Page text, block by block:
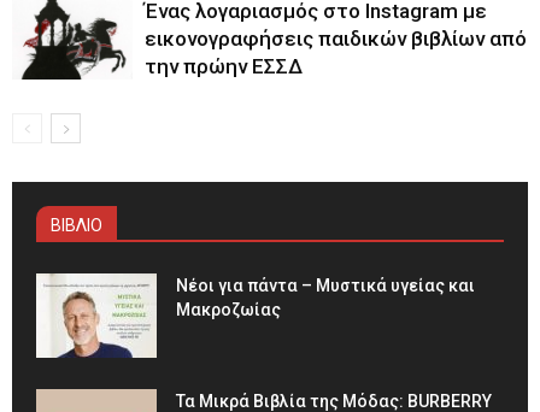
Ένας λογαριασμός στο Instagram με
εικονογραφήσεις παιδικών βιβλίων από
την πρώην ΕΣΣΔ
ΒΙΒΛΙΟ
Νέοι για πάντα – Μυστικά υγείας και
Μακροζωίας
Τα Μικρά Βιβλία της Μόδας: BURBERRY